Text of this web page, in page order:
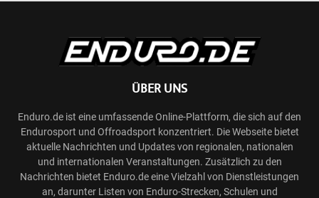
ÜBER UNS
Enduro.de ist eine umfassende Online-Plattform, die sich auf den
Endurosport und Offroadsport konzentriert. Die Webseite bietet
aktuelle Nachrichten und Updates von regionalen, nationalen
und internationalen Veranstaltungen. Zusätzlich zu den
Nachrichten bietet Enduro.de eine Vielzahl von Dienstleistungen
an, darunter Listen von Enduro-Strecken, Schulen und